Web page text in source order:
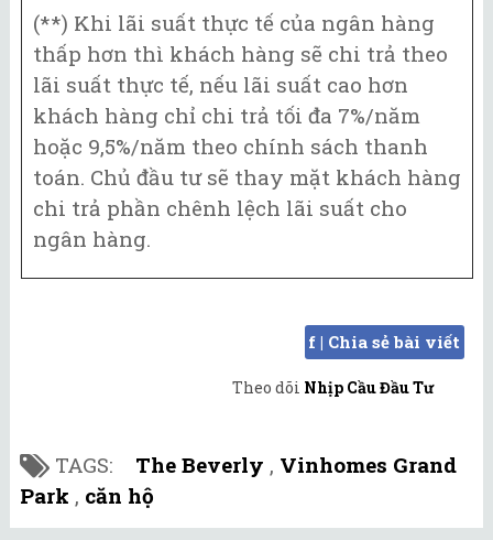
(**) Khi lãi suất thực tế của ngân hàng
thấp hơn thì khách hàng sẽ chi trả theo
lãi suất thực tế, nếu lãi suất cao hơn
khách hàng chỉ chi trả tối đa 7%/năm
hoặc 9,5%/năm theo chính sách thanh
toán. Chủ đầu tư sẽ thay mặt khách hàng
chi trả phần chênh lệch lãi suất cho
ngân hàng.
f | Chia sẻ bài viết
Theo dõi Nhịp Cầu Đầu Tư
TAGS: The Beverly , Vinhomes Grand
Park , căn hộ